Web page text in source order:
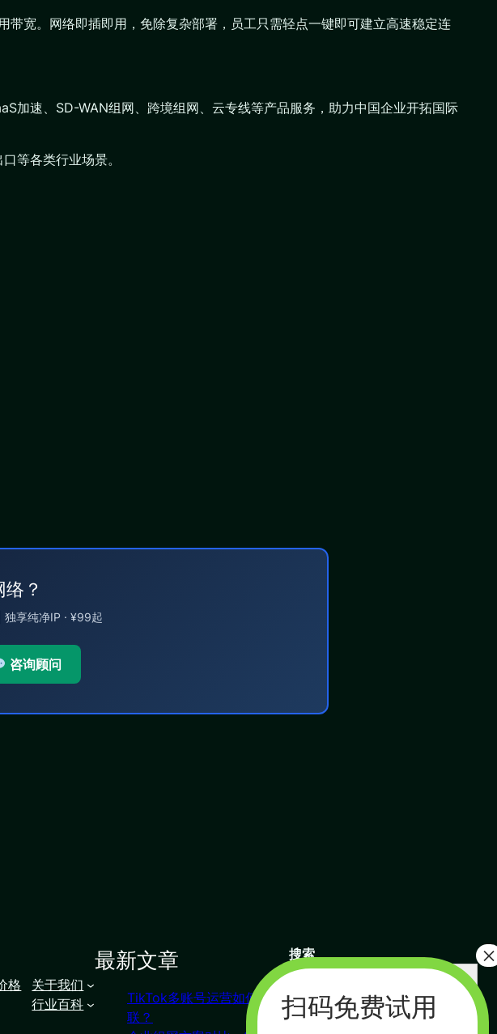
宽。网络即插即用，免除复杂部署，员工只需轻点一键即可建立高速稳定连
加速、SD-WAN组网、跨境组网、云专线等产品服务，助力中国企业开拓国际
等各类行业场景。
？
独享纯净IP · ¥99起
咨询顾问
格
关于我们
行业百科
最新文章
TikTok多账号运营如何防关
联？
搜索
搜
索
联系我们